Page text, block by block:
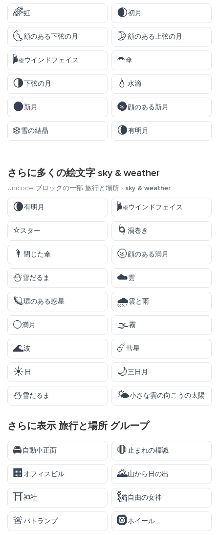
🌈虹 🌒初月
🌜顔のある下弦の月 🌛 顔のある上弦の月
🌬️ウインドフェイス ☂️傘
🌗下弦の月 💧 水滴
🌑新月 🌚顔のある新月
❄️雪の結晶 🌘有明月
さらに多くの絵文字 sky & weather
Unicode ブロックの一部 旅行と場所 › sky & weather
🌘有明月 🌬️ウインドフェイス
⭐スター 🌀 渦巻き
🌂 閉じた傘 🌝顔のある満月
☃️雪だるま ☁️雲
🪐環のある惑星 🌧️雲と雨
🌕満月 🌫️霧
🌊波 ☄️彗星
☀️ 日 🌙三日月
⛄雪だるま 🌤️小さな雲の向こうの太陽
さらに表示 旅行と場所 グループ
🚘 自動車正面 🛑止まれの標識
🏢オフィスビル 🌄山から日の出
⛩️神社 🗽自由の女神
🚨パトランプ 🛞ホイール